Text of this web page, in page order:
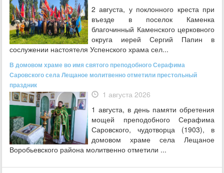
2 августа, у поклонного креста при
въезде в поселок Каменка
благочинный Каменского церковного
округа иерей Сергий Папин в
сослужении настоятеля Успенского храма сел...
В домовом храме во имя святого преподобного Серафима
Саровского села Лещаное молитвенно отметили престольный
праздник
1 августа 2026
1 августа, в день памяти обретения
мощей преподобного Серафима
Саровского, чудотворца (1903), в
домовом храме села Лещаное
Воробьевского района молитвенно отметили ...